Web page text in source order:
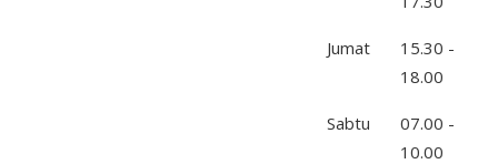
Jumat
15.30 -
18.00
Sabtu
07.00 -
10.00